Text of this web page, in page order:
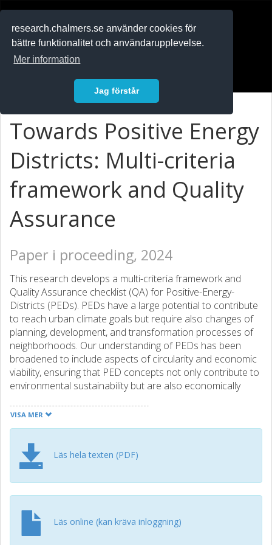
research.chalmers.se använder cookies för
bättre funktionalitet och användarupplevelse.
Mer information
Jag förstår
Towards Positive Energy
Districts: Multi-criteria
framework and Quality
Assurance
Paper i proceeding, 2024
This research develops a multi-criteria framework and
Quality Assurance checklist (QA) for Positive-Energy-
Districts (PEDs). PEDs have a large potential to contribute
to reach urban climate goals but require also changes of
planning, development, and transformation processes of
neighborhoods. Our understanding of PEDs has been
broadened to include aspects of circularity and economic
viability, ensuring that PED concepts not only contribute to
environmental sustainability but are also economically
as essential carriers of information and facilitators of
communication, effectively bridging the gap between
practical implementation and monitoring. This study is part
of an ongoing European project, Digital Twin for PEDs
(DT4PEDs), with Living Labs in three countries: Austria,
Sweden, and Turkey. The presented study addresses the
requirements be linked to the process to ensure PED
development throughout the entire process using a Digital
VISA MER
Läs hela texten (PDF)
Läs online (kan kräva inloggning)